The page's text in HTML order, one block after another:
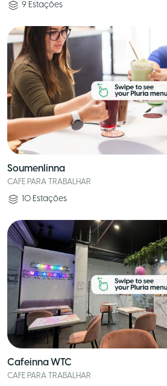
9 Estações
Soumenlinna
CAFE PARA TRABALHAR
10 Estações
Cafeinna WTC
CAFE PARA TRABALHAR